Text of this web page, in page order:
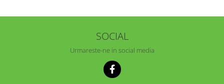
SOCIAL
Urmareste-ne in social media